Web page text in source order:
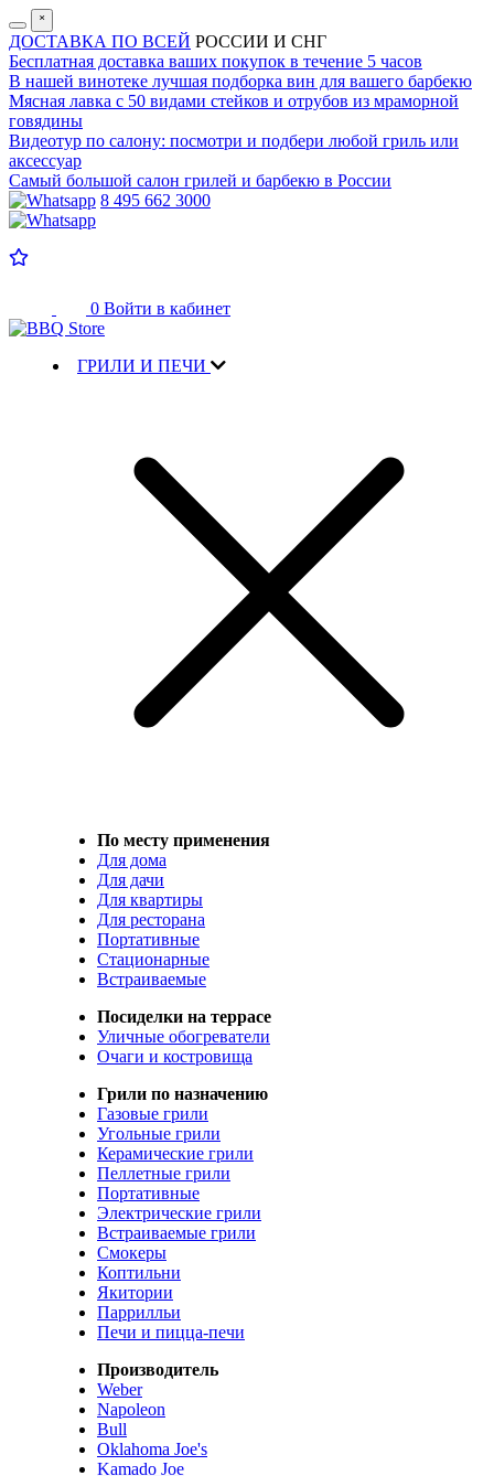
˟
ДОСТАВКА ПО ВСЕЙ РОССИИ И СНГ
Бесплатная доставка ваших покупок в течение 5 часов
В нашей винотеке лучшая подборка вин для вашего барбекю
Мясная лавка с 50 видами стейков и отрубов из мраморной
говядины
Видеотур по салону: посмотри и подбери любой гриль или
аксессуар
Самый большой салон грилей и барбекю в России
8 495 662 3000
0 Войти в кабинет
ГРИЛИ И ПЕЧИ
По месту применения
Для дома
Для дачи
Для квартиры
Для ресторана
Портативные
Стационарные
Встраиваемые
Посиделки на террасе
Уличные обогреватели
Очаги и костровища
Грили по назначению
Газовые грили
Угольные грили
Керамические грили
Пеллетные грили
Портативные
Электрические грили
Встраиваемые грили
Смокеры
Коптильни
Якитории
Паррилльи
Печи и пицца-печи
Производитель
Weber
Napoleon
Bull
Oklahoma Joe's
Kamado Joe